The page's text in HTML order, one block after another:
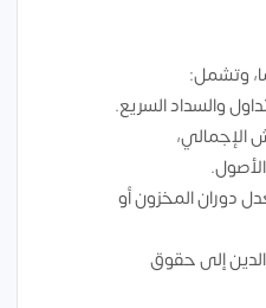
وتشمل:
والسداد السريع.
الإجمالي،
دوران المخزون أو
إلى حقوق